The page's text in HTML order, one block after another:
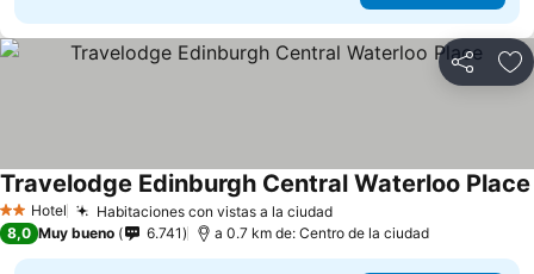
Compartir
2 Estrellas
Hotel Habitaciones con vistas a la ciudad
Travelodge Edinburgh Central Waterloo Place
8,0 Muy bueno 6.741 a 0.7 km de: Centro de la ciudad